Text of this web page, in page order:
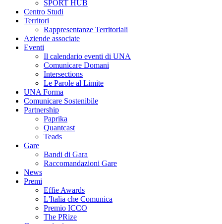
SPORT HUB
Centro Studi
Territori
Rappresentanze Territoriali
Aziende associate
Eventi
Il calendario eventi di UNA
Comunicare Domani
Intersections
Le Parole al Limite
UNA Forma
Comunicare Sostenibile
Partnership
Paprika
Quantcast
Teads
Gare
Bandi di Gara
Raccomandazioni Gare
News
Premi
Effie Awards
L'Italia che Comunica
Premio ICCO
The PRize